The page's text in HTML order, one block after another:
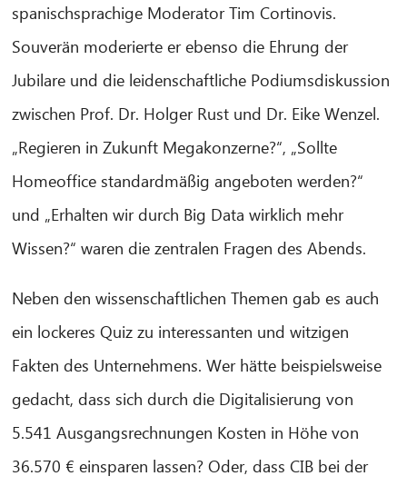
spanischsprachige Moderator Tim Cortinovis.
Souverän moderierte er ebenso die Ehrung der
Jubilare und die leidenschaftliche Podiumsdiskussion
zwischen Prof. Dr. Holger Rust und Dr. Eike Wenzel.
„Regieren in Zukunft Megakonzerne?“, „Sollte
Homeoffice standardmäßig angeboten werden?“
und „Erhalten wir durch Big Data wirklich mehr
Wissen?“ waren die zentralen Fragen des Abends.
Neben den wissenschaftlichen Themen gab es auch
ein lockeres Quiz zu interessanten und witzigen
Fakten des Unternehmens. Wer hätte beispielsweise
gedacht, dass sich durch die Digitalisierung von
5.541 Ausgangsrechnungen Kosten in Höhe von
36.570 € einsparen lassen? Oder, dass CIB bei der